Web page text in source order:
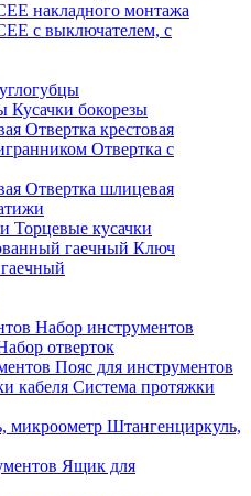
накладного монтажа
с выключателем, с
Кусачки бокорезы
Отвертка крестовая
Отвертка с
Отвертка шлицевая
Торцевые кусачки
Ключ
Набор инструментов
отверток
Пояс для инструментов
Система протяжки
Штангенциркуль,
Ящик для